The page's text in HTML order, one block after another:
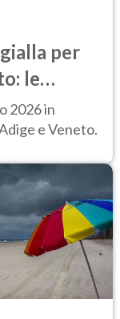
per
le
2026 in
e Veneto.